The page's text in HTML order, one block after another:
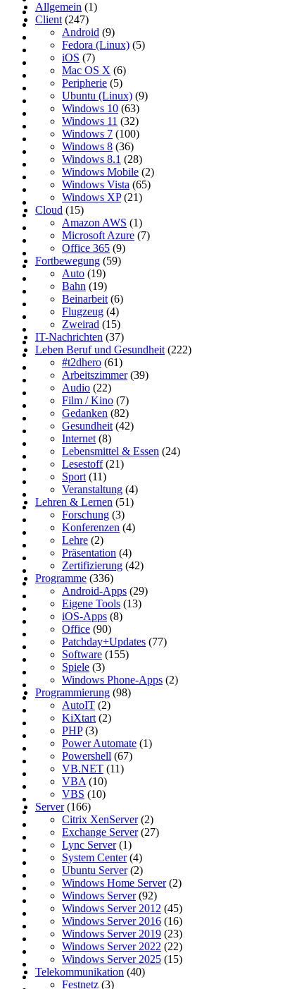
Allgemein (1)
Client (247)
Android (9)
Fedora (Linux) (5)
iOS (7)
Mac OS X (6)
Peripherie (5)
Ubuntu (Linux) (9)
Windows 10 (63)
Windows 11 (32)
Windows 7 (100)
Windows 8 (36)
Windows 8.1 (28)
Windows Mobile (2)
Windows Vista (65)
Windows XP(21)
Cloud (15)
Amazon AWS (1)
Microsoft Azure (7)
Office 365 (9)
Fortbewegung (59)
Auto (19)
Bahn (19)
Beinarbeit (6)
Flugzeug (4)
Zweirad (15)
IT-Nachrichten (37)
Leben Beruf und Gesundheit (222)
#t2dhero (61)
Arbeitszimmer(39)
Audio (22)
Film / Kino (7)
Gedanken (82)
Gesundheit (42)
Internet (8)
Lebensmittel & Essen (24)
Lesestoff(21)
Sport (11)
Veranstaltung (4)
Lehren & Lernen (51)
Forschung (3)
Konferenzen (4)
Lehre (2)
Präsentation (4)
Zertifizierung (42)
Programme (336)
Android-Apps (29)
Eigene Tools (13)
iOS-Apps (8)
Office (90)
Patchday+Updates (77)
Software (155)
Spiele (3)
Windows Phone-Apps (2)
Programmierung (98)
AutoIT (2)
KiXtart (2)
PHP(3)
Power Automate (1)
Powershell (67)
VB.NET (11)
VBA (10)
VBS (10)
Server(166)
Citrix XenServer(2)
Exchange Server(27)
Lync Server(1)
System Center(4)
Ubuntu Server(2)
Windows Home Server(2)
Windows Server(92)
Windows Server 2012 (45)
Windows Server 2016 (16)
Windows Server 2019 (23)
Windows Server 2022 (22)
Windows Server 2025 (15)
Telekommunikation (40)
Festnetz (3)